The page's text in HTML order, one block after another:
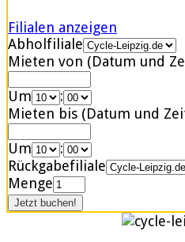
Filialen anzeigen
Abholfiliale
Mieten von (Datum und
Um
:
Mieten bis (Datum und
Um
:
Rückgabefiliale
Menge